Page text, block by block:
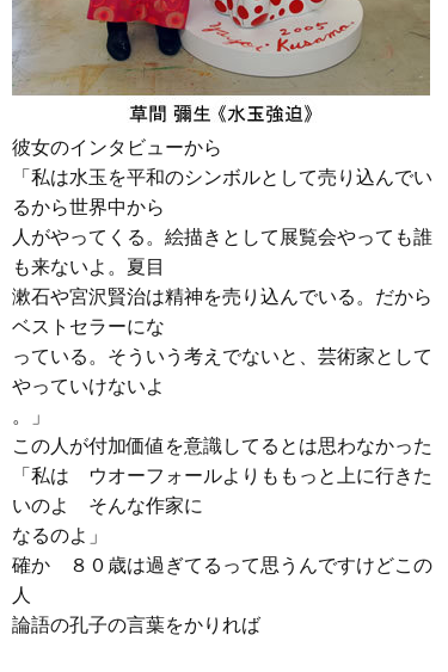
彼女のインタビューから
「私は水玉を平和のシンボルとして売り込んでい
るから世界中から
人がやってくる。絵描きとして展覧会やっても誰
も来ないよ。夏目
漱石や宮沢賢治は精神を売り込んでいる。だから
ベストセラーにな
っている。そういう考えでないと、芸術家として
やっていけないよ
。」
この人が付加価値を意識してるとは思わなかった
「私は ウオーフォールよりももっと上に行きた
いのよ そんな作家に
なるのよ」
確か ８０歳は過ぎてるって思うんですけどこの
人
論語の孔子の言葉をかりれば